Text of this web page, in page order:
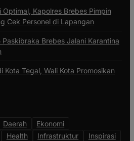
Kapolres Brebes Pimpin
Cek Personel di Lapangan
Brebes Jalani Karantina
Kota Tegal, Wali Kota Promosikan
Daerah
Ekonomi
Health Infrastruktur Inspirasi